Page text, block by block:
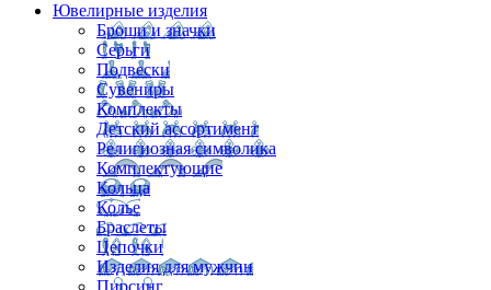
Ювелирные изделия
Броши и значки
Серьги
Подвески
Сувениры
Комплекты
Детский ассортимент
Религиозная символика
Комплектующие
Кольца
Колье
Браслеты
Цепочки
Изделия для мужчин
Пирсинг